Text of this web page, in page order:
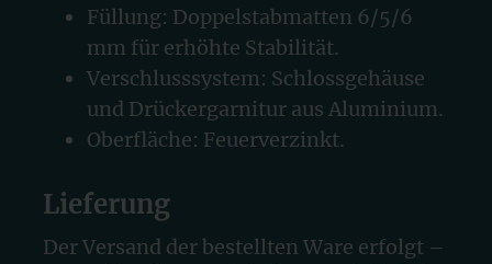
Füllung: Doppelstabmatten 6/5/6
mm für erhöhte Stabilität.
Verschlusssystem: Schlossgehäuse
und Drückergarnitur aus Aluminium.
Oberfläche: Feuerverzinkt.
Lieferung
Der Versand der bestellten Ware erfolgt –